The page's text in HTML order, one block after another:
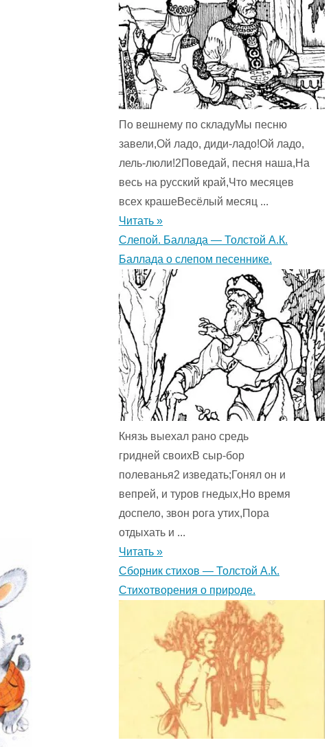
По вешнему по складуМы песню
завели,Ой ладо, диди-ладо!Ой ладо,
лель-люли!2Поведай, песня наша,На
весь на русский край,Что месяцев
всех крашеВесёлый месяц ...
Читать »
Слепой. Баллада — Толстой А.К.
Баллада о слепом песеннике.
Князь выехал рано средь
гридней своихВ сыр-бор
полеванья2 изведать;Гонял он и
вепрей, и туров гнедых,Но время
доспело, звон рога утих,Пора
отдыхать и ...
Читать »
Сборник стихов — Толстой А.К.
Стихотворения о природе.